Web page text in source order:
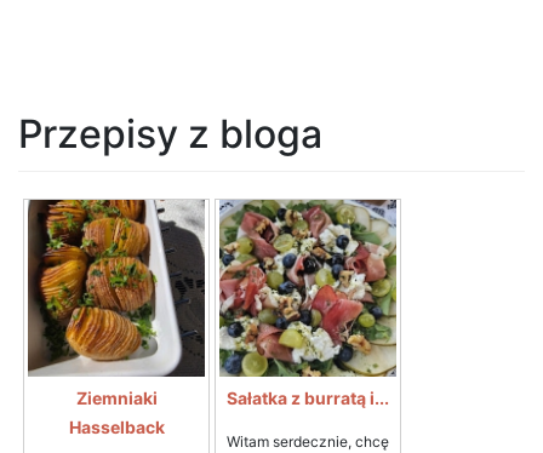
Przepisy z bloga
Ziemniaki
Hasselback
Sałatka z burratą i...
Witam serdecznie, chcę